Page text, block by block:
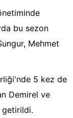
bu sezon
Mehmet
5 kez de
Demirel ve
getirildi.